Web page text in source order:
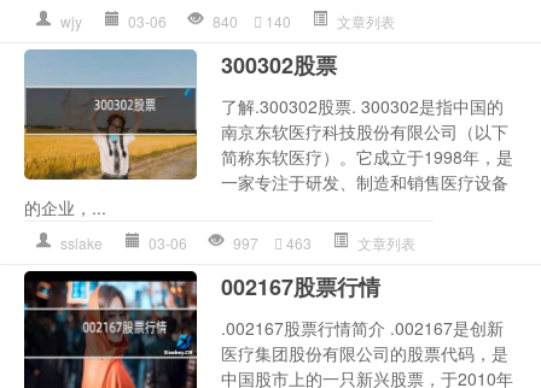
wjy 03-06 840 140 文章列表
300302股票
了解.300302股票. 300302是指中国的
南京东软医疗科技股份有限公司（以下
简称东软医疗）。它成立于1998年，是
一家专注于研发、制造和销售医疗设备
的企业，...
sslake 03-06 997 463 文章列表
002167股票行情
.002167股票行情简介 .002167是创新
医疗集团股份有限公司的股票代码，是
中国股市上的一只新兴股票，于2010年